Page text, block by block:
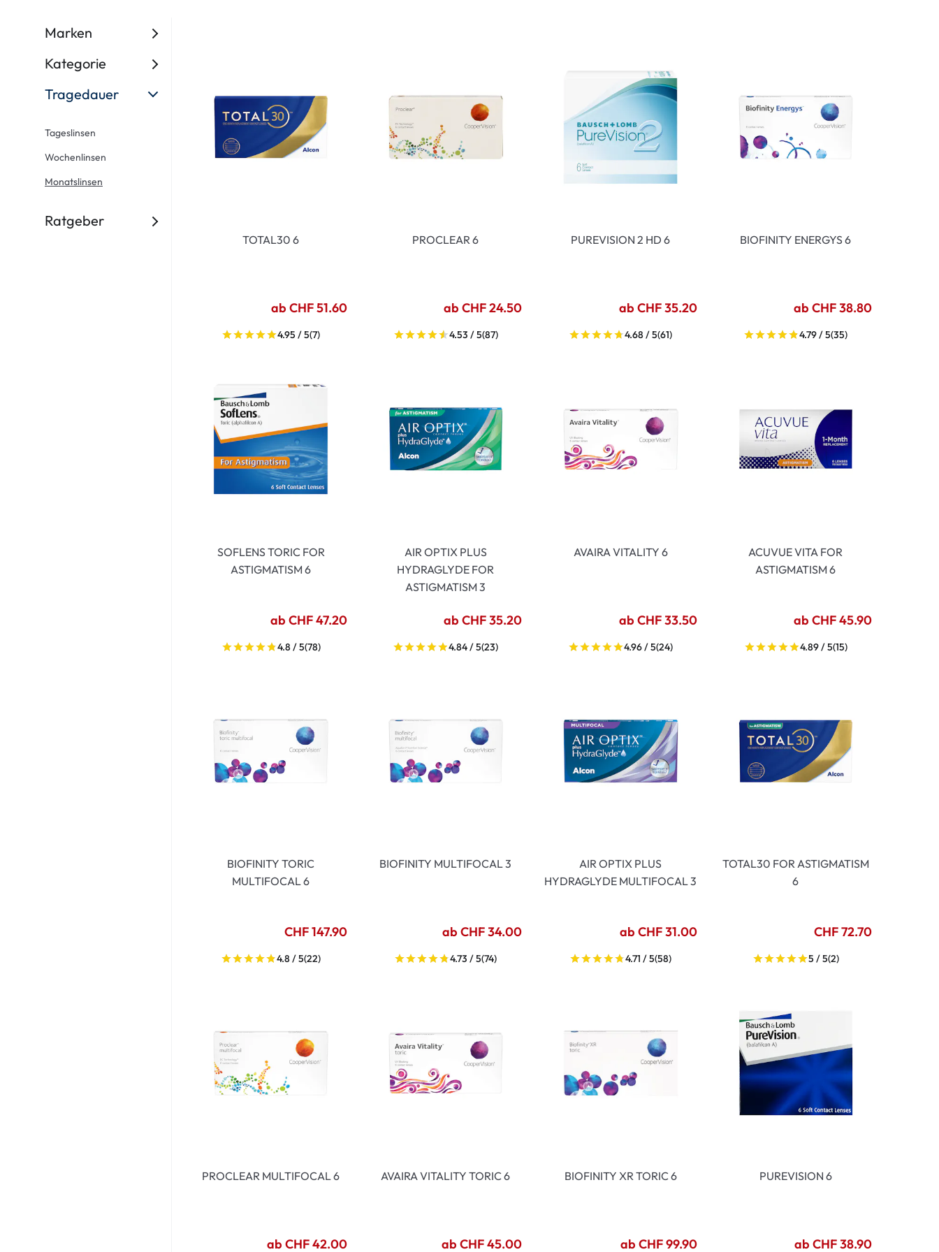
MyDay
Precision
Biofinity
Proclear
Ever Clean Plus
Weitere Marken
Marken
Kategorie
Tragedauer
Tageslinsen
Wochenlinsen
Monatslinsen
Ratgeber
TOTAL30 6
ab CHF 51.60
4.95 / 5(7)
PROCLEAR 6
ab CHF 24.50
4.53 / 5(87)
PUREVISION 2 HD 6
ab CHF 35.20
4.68 / 5(61)
BIOFINITY ENERGYS 6
ab CHF 38.80
4.79 / 5(35)
SOFLENS TORIC FOR
ASTIGMATISM 6
ab CHF 47.20
4.8 / 5(78)
AIR OPTIX PLUS
HYDRAGLYDE FOR
ASTIGMATISM 3
ab CHF 35.20
4.84 / 5(23)
AVAIRA VITALITY 6
ab CHF 33.50
4.96 / 5(24)
ACUVUE VITA FOR
ASTIGMATISM 6
ab CHF 45.90
4.89 / 5(15)
BIOFINITY TORIC
MULTIFOCAL 6
CHF 147.90
4.8 / 5(22)
BIOFINITY MULTIFOCAL 3
ab CHF 34.00
4.73 / 5(74)
AIR OPTIX PLUS
HYDRAGLYDE MULTIFOCAL 3
ab CHF 31.00
4.71 / 5(58)
TOTAL30 FOR ASTIGMATISM
6
CHF 72.70
5 / 5(2)
PROCLEAR MULTIFOCAL 6
ab CHF 42.00
AVAIRA VITALITY TORIC 6
ab CHF 45.00
BIOFINITY XR TORIC 6
ab CHF 99.90
PUREVISION 6
ab CHF 38.90